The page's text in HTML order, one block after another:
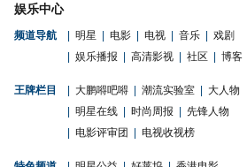
娱乐中心
频道导航 明星 电影 电视 音乐
戏剧
娱乐播报 高清影视 社区 博客
王牌栏目 大鹏嘚吧嘚 潮流实验室
大人物
明星在线 时尚周报
先锋人物
电影评审团 电视收视榜